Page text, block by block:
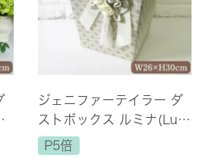
ジェニファーテイラー ダ
ストボックス ルミナ(Lum
ina) 【送料無料】
P5倍